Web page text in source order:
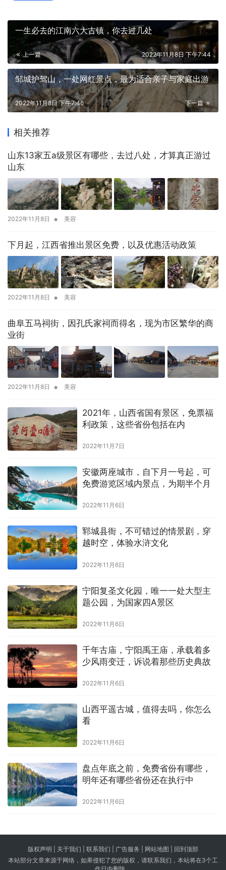
一生必去的江南六大古镇，你去过几处
上一篇 2022年11月8日 下午7:44
邹城护驾山，一处网红景点，最为适合亲子与家庭出游
下一篇
2022年11月8日 下午7:46
相关推荐
山东13家五a级景区有哪些，去过八处，才算真正游过
山东
2022年11月8日 • 美容
下月起，江西省推出景区免费，以及优惠活动政策
2022年11月8日 • 美容
曲阜五马祠街，因孔氏家祠而得名，现为市区繁华的商
业街
2022年11月8日 • 美容
2021年，山西省国有景区，免票福
利政策，这些省份包括在内
2022年11月7日
安徽两座城市，自下月一号起，可
免费游览区域内景点，为期半个月
2022年11月6日
郓城县衙，不可错过的情景剧，穿
越时空，体验水浒文化
2022年11月6日
宁阳复圣文化园，唯一一处大型主
题公园，为国家四A景区
2022年11月6日
千年古庙，宁阳禹王庙，承载着多
少风雨变迁，诉说着那些历史典故
2022年11月6日
山西平遥古城，值得去吗，你怎么
看
2022年11月6日
盘点年底之前，免费省份有哪些，
明年还有哪些省份还在执行中
2022年11月6日
版权声明 | 关于我们 联系我们 | 广告服务 | 网站地图 | 回到顶部
本站部分文章来源于网络，如果侵犯了您的版权，请联系我们，本站将在3个工